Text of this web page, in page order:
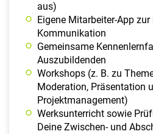
aus)
Eigene Mitarbeiter-App zur
Kommunikation
Gemeinsame
Auszubildenden
Workshops (z. B. zu
Moderation, Präsentation
Projektmanagement)
Werksunterricht sowie
Deine Zwischen- und